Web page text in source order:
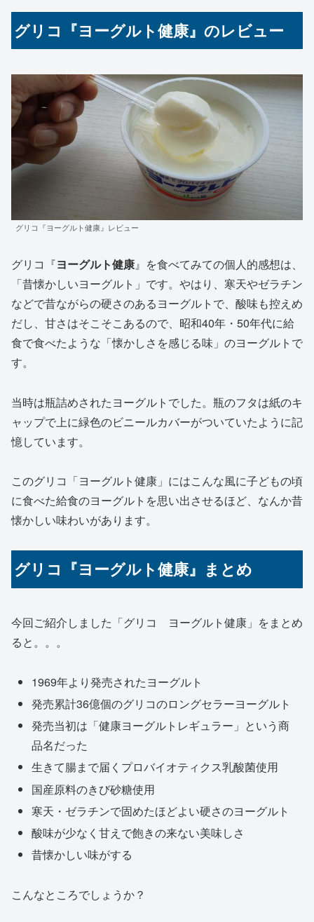
グリコ『ヨーグルト健康』のレビュー
グリコ『ヨーグルト健康』レビュー
グリコ『ヨーグルト健康』を食べてみての個人的感想は、
「昔懐かしいヨーグルト」です。やはり、寒天やゼラチン
などで昔ながらの硬さのあるヨーグルトで、酸味も控えめ
だし、甘さはそこそこあるので、昭和40年・50年代に給
食で食べたような「懐かしさを感じる味」のヨーグルトで
す。
当時は瓶詰めされたヨーグルトでした。瓶のフタは紙のキ
ャップで上に緑色のビニールカバーがついていたように記
憶しています。
このグリコ「ヨーグルト健康」にはこんな風に子どもの頃
に食べた給食のヨーグルトを思い出させるほど、なんか昔
懐かしい味わいがあります。
グリコ『ヨーグルト健康』まとめ
今回ご紹介しました「グリコ ヨーグルト健康」をまとめ
ると。。。
1969年より発売されたヨーグルト
発売累計36億個のグリコのロングセラーヨーグルト
発売当初は「健康ヨーグルトレギュラー」という商
品名だった
生きて腸まで届くプロバイオティクス乳酸菌使用
国産原料のきび砂糖使用
寒天・ゼラチンで固めたほどよい硬さのヨーグルト
酸味が少なく甘えで飽きの来ない美味しさ
昔懐かしい味がする
こんなところでしょうか？